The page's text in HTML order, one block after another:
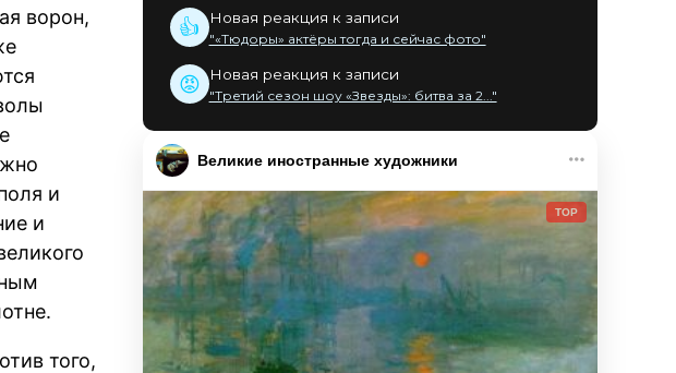
ворон,
и
и
того,
👍 Новая реакция к записи
"«Тюдоры» актёры тогда и сейчас фото"
😡 Новая реакция к записи
"Третий сезон шоу «Звезды»: битва за 2..."
Великие иностранные художники
TOP